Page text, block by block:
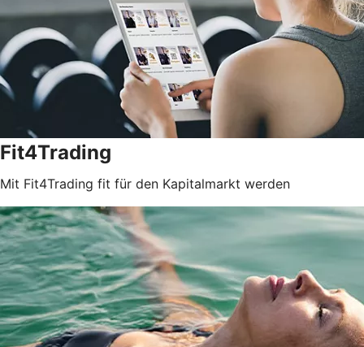
Fit4Trading
Mit Fit4Trading fit für den Kapitalmarkt werden